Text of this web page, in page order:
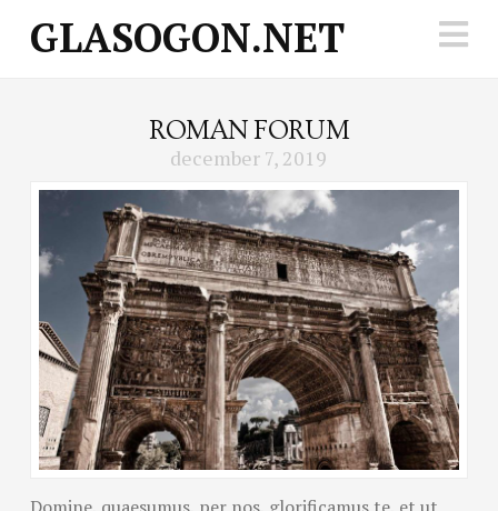
GLASOGON.NET
ROMAN FORUM
december 7, 2019